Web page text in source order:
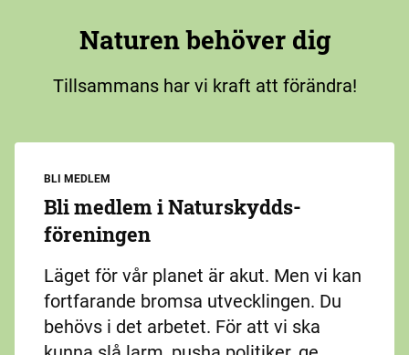
Naturen behöver dig
Tillsammans har vi kraft att förändra!
BLI MEDLEM
Bli medlem i Naturskydds­
föreningen
Läget för vår planet är akut. Men vi kan
fortfarande bromsa utvecklingen. Du
behövs i det arbetet. För att vi ska